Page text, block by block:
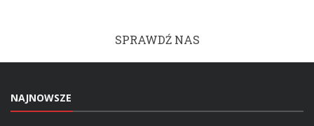
SPRAWDŹ NAS
NAJNOWSZE